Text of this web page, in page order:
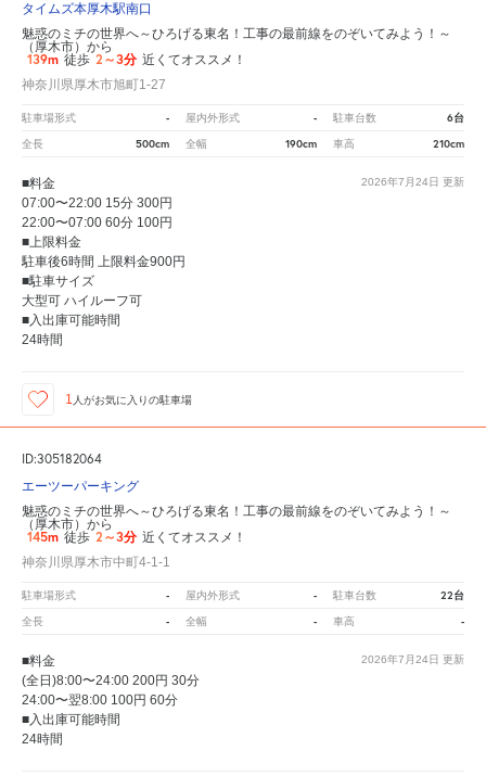
タイムズ本厚木駅南口
魅惑のミチの世界へ～ひろげる東名！工事の最前線をのぞいてみよう！～
（厚木市）から
139m 徒歩 2～3分 近くてオススメ！
神奈川県厚木市旭町1-27
駐車場形式 - 屋内外形式 - 駐車台数 6台
全長 500cm 全幅 190cm 車高 210cm
2026年7月24日 更新
■料金
07:00〜22:00 15分 300円
22:00〜07:00 60分 100円
■上限料金
駐車後6時間 上限料金900円
■駐車サイズ
大型可 ハイルーフ可
■入出庫可能時間
24時間
1 人がお気に入りの駐車場
ID:305182064
エーツーパーキング
魅惑のミチの世界へ～ひろげる東名！工事の最前線をのぞいてみよう！～
（厚木市）から
145m 徒歩 2～3分 近くてオススメ！
神奈川県厚木市中町4-1-1
駐車場形式 - 屋内外形式 - 駐車台数 22台
全長 - 全幅 - 車高 -
2026年7月24日 更新
■料金
(全日)8:00〜24:00 200円 30分
24:00〜翌8:00 100円 60分
■入出庫可能時間
24時間